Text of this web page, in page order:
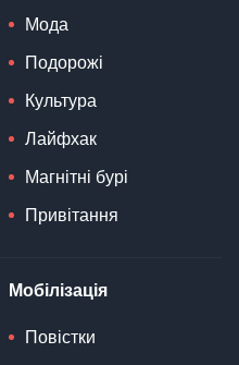
Мода
Подорожі
Культура
Лайфхак
Магнітні бурі
Привітання
Мобілізація
Повістки